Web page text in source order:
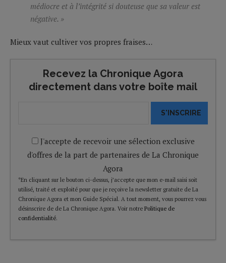
médiocre et à l’intégrité si douteuse que sa valeur est
négative. »
Mieux vaut cultiver vos propres fraises…
Recevez la Chronique Agora
directement dans votre boîte mail
S'INSCRIRE
J'accepte de recevoir une sélection exclusive
d'offres de la part de partenaires de La Chronique
Agora
*En cliquant sur le bouton ci-dessus, j’accepte que mon e-mail saisi soit
utilisé, traité et exploité pour que je reçoive la newsletter gratuite de La
Chronique Agora et mon Guide Spécial. A tout moment, vous pourrez vous
désinscrire de de La Chronique Agora. Voir notre Politique de
confidentialité.